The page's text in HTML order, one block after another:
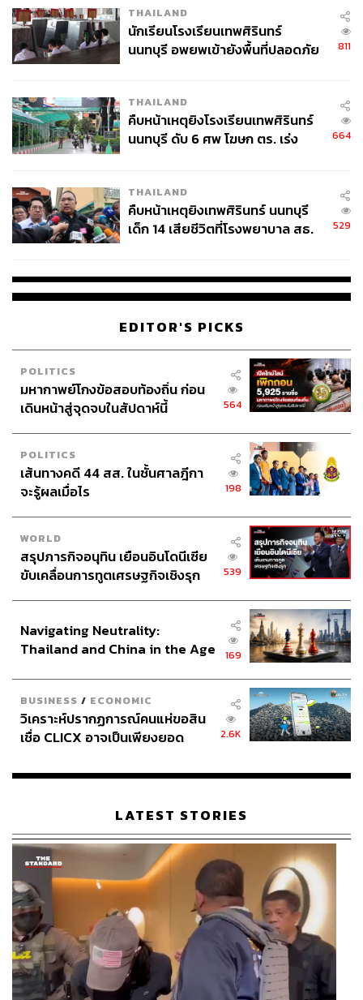
TAGS: ศาลฎีกา
นักกิจกรรมทางสังคม
องค์กรสิทธิสัตว์แห่งประเทศไทย
เครือข่ายกะเหรี่ยงเพื่อวัฒนธรรมและสิ่งแวดล้อม
ศูนย์ทนายความเพื่อสิทธิมนุษยชน
เปรมชัย กรรณสูต
เสือดำ
เสือดำต้องไม่ตายฟรี
121
ABOUT THE AUTHOR
THE STANDARD TEAM
กองบรรณาธิการ THE STANDARD
ABOUT THE PHOTOGRAPHER
บรรณาธิการภาพ ประจำสำนักข่าว THE
ABOUT THE PHOTOGRAPHER
พัทธ์ธีรา ธนาเศรษฐอังกูล
นักศึกษาฝึกงานประจำ THE STANDARD
THAILAND
นักเรียนโรงเรียนเทพศิรินทร์
นนทบุรี อพยพเข้ายังพื้นที่ปลอดภัย
811
THAILAND
คืบหน้าเหตุยิงโรงเรียนเทพศิรินทร์
นนทบุรี ดับ 6 ศพ โฆษก ตร. เร่ง
664
THAILAND
คืบหน้าเหตุยิงเทพศิรินทร์ นนทบุรี
เด็ก 14 เสียชีวิตที่โรงพยาบาล สธ.
529
EDITOR'S PICKS
POLITICS
มหากาพย์โกงข้อสอบท้องถิ่น ก่อน
เดินหน้าสู่จุดจบในสัปดาห์นี้
564
POLITICS
เส้นทางคดี 44 สส. ในชั้นศาลฎีกา
จะรู้ผลเมื่อไร
198
WORLD
สรุปภารกิจอนุทิน เยือนอินโดนีเซีย
ขับเคลื่อนการทูตเศรษฐกิจเชิงรุก
539
Navigating Neutrality:
Thailand and China in the Age
169
BUSINESS / ECONOMIC
วิเคราะห์ปรากฏการณ์คนแห่ขอสิน
เชื่อ CLICX อาจเป็นเพียงยอด
เรือนไทยที่ถูกซุกไว้
2.6K
LATEST STORIES